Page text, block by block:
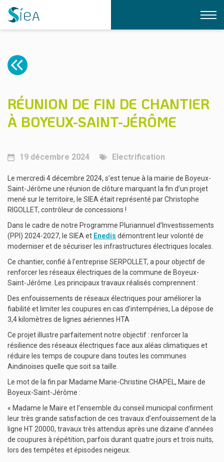
LE SIEA
L’ÉQUIPE DU SIEA
NOS STRUCTURES
LIAIN
NOS EXPERTISES
GAZ
ÉCLAIRAGE PUBLIC
TRANSITION ÉNERGÉTIQUE
IRVE
CONTACT
DOCUMENTATION
FORMATIONS
RÉUNION DE FIN DE CHANTIER
À BOYEUX-SAINT-JÉRÔME
19 décembre 2024 Electrification
Le mercredi 4 décembre 2024, s’est tenue à la mairie de Boyeux-
Saint-Jérôme une réunion de clôture marquant la fin d’un projet
mené sur le territoire, le SIEA était représenté par Christophe
RIGOLLET, contrôleur de concessions !
Dans le cadre de notre Programme Pluriannuel d’Investissements
(PPI) 2024-2027, le SIEA et Enedis démontrent leur volonté de
moderniser et de sécuriser les infrastructures électriques locales.
Ce chantier, confié à l’entreprise SERPOLLET, a pour objectif de
renforcer les réseaux électriques de la commune de Boyeux-
Saint-Jérôme. Les principaux travaux réalisés comprennent :
Des enfouissements de réseaux électriques pour améliorer la
fiabilité et limiter les coupures en cas d’intempéries, La dépose de
3,4 kilomètres de lignes aériennes HTA
Ce projet illustre parfaitement notre objectif : renforcer la
résilience des réseaux électriques face aux aléas climatiques et
réduire les temps de coupure dans toutes les communes
Aindinoises quelle que soit sa taille.
Le mot de la fin par Madame Marie-Christine CHAPEL, Maire de
Boyeux-Saint-Jérôme :
« Madame le Maire et l’ensemble du conseil municipal confirment
leur très grande satisfaction de ces travaux d’enfouissement de la
ligne HT 20000, travaux très attendus après une dizaine d’années
de coupures à répétition, parfois durant quatre jours et trois nuits,
lors des tempêtes et épisodes neigeux.